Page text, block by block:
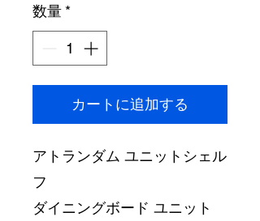
数量 *
カートに追加する
アトランダム ユニットシェル
フ
ダイニングボード ユニット